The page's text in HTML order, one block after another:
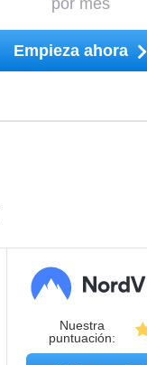
por mes
Empieza ahora
Nuestra
puntuación: